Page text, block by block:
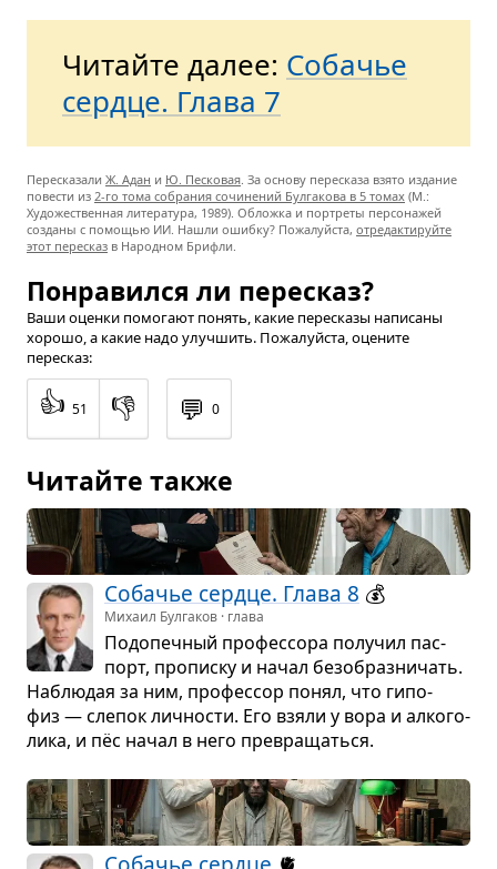
Читайте далее: Собачье
сердце. Глава 7
Пересказали Ж. Адан и Ю. Песковая . За основу пересказа взято издание
повести из 2-го тома собрания сочинений Булгакова в 5 томах (М.:
Художественная литература, 1989). Обложка и портреты персонажей
созданы с помощью ИИ. Нашли ошибку? Пожалуйста, отредактируйте
этот пересказ в Народном Брифли.
Понравился ли пересказ?
Ваши оценки помогают понять, какие пересказы написаны
хорошо, а какие надо улучшить. Пожалуйста, оцените
пересказ:
👍 51 👎 💬 0
Читайте также
Соба­чье сердце. Глава 8 💰
Михаил Булгаков · глава
Подо­печ­ный про­фес­сора полу­чил пас­
порт, про­писку и начал без­об­раз­ни­чать.
Наблю­дая за ним, про­фес­сор понял, что гипо­
физ — сле­пок лич­но­сти. Его взяли у вора и алко­го­
лика, и пёс начал в него пре­вра­щаться.